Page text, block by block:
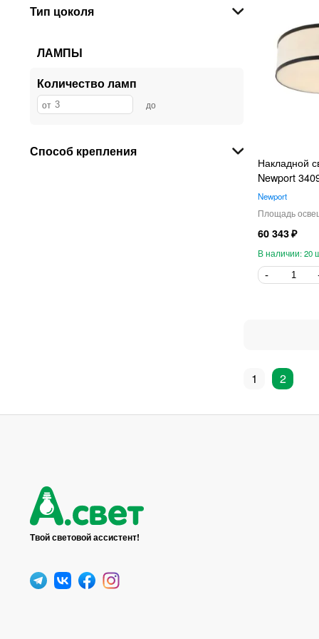
Divinare
Тип цоколя
ЛАМПЫ
Количество ламп
Способ крепления
Накладной
Newport
Newport
60 343
20
1 2
Твой световой ассистент!